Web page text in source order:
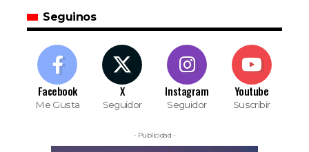
Seguinos
Facebook
Me Gusta
X
Seguidor
Instagram
Seguidor
Youtube
Suscribir
- Publicidad -